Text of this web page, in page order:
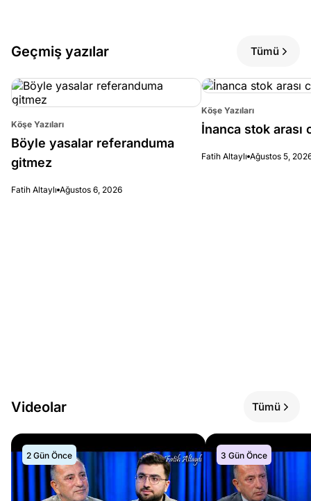
Geçmiş yazılar Tümü
Köşe Yazıları
Böyle yasalar referanduma
gitmez
Fatih Altaylı Ağustos 6, 2026
Köşe Yazıları
İnanca stok arası
Fatih Altaylı Ağustos 5,
Videolar Tümü
2 Gün Önce 3 Gün Önce